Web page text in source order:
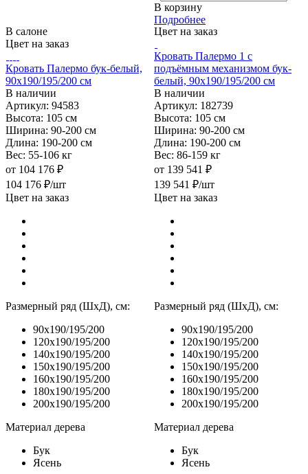
В корзину
Подробнее
В салоне
Цвет на заказ
Кровать Палермо бук-белый,
90х190/195/200 см
В наличии
Артикул: 94583
Высота: 105 см
Ширина: 90-200 см
Длина: 190-200 см
Вес: 55-106 кг
от 104 176 ₽
104 176 ₽/шт
Цвет на заказ
Размерный ряд (ШхД), см:
90x190/195/200
120x190/195/200
140x190/195/200
150x190/195/200
160x190/195/200
180x190/195/200
200x190/195/200
Материал дерева
Бук
Ясень
Цвет на заказ
Кровать Палермо 1 с
подъёмным механизмом бук-
белый, 90х190/195/200 см
В наличии
Артикул: 182739
Высота: 105 см
Ширина: 90-200 см
Длина: 190-200 см
Вес: 86-159 кг
от 139 541 ₽
139 541 ₽/шт
Цвет на заказ
Размерный ряд (ШхД), см:
90x190/195/200
120x190/195/200
140x190/195/200
150x190/195/200
160x190/195/200
180x190/195/200
200x190/195/200
Материал дерева
Бук
Ясень